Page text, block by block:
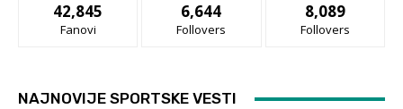
42,845
Fanovi
6,644
Follovers
8,089
Follovers
NAJNOVIJE SPORTSKE VESTI